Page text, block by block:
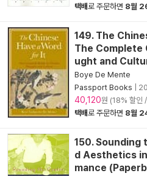
택배로 주문하면 8월
149. The
The Complete
ught and
Boye De Mente
Passport Books
40,120원 (18% 할인
택배로 주문하면 8월
150. Sounding
d Aesthetics
mance